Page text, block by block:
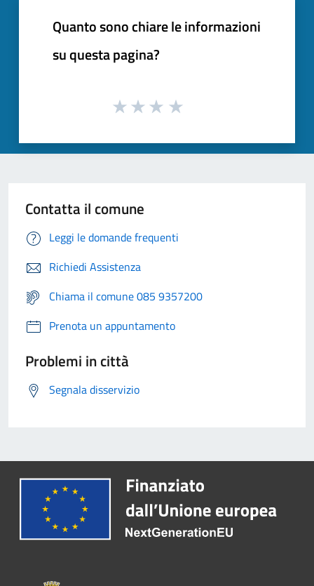
Quanto sono chiare le informazioni
su questa pagina?
Contatta il comune
Leggi le domande frequenti
Richiedi Assistenza
Chiama il comune 085 9357200
Prenota un appuntamento
Problemi in città
Segnala disservizio